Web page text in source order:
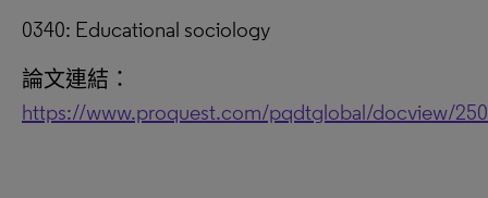
0340: Educational sociology
論文連結：
https://www.proquest.com/pqdtglobal/docview/